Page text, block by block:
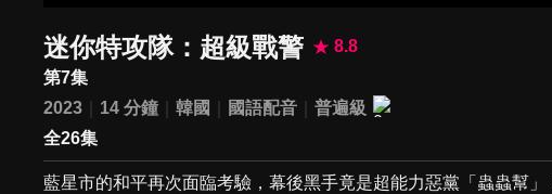
迷你特攻隊：超級戰警
8.8
第7集
2023
14 分鐘 韓國 國語配音
普遍級
全26集
藍星市的和平再次面臨考驗，幕後黑手竟是超能力惡黨「蟲蟲幫